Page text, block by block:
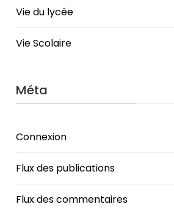
Vie du lycée
Vie Scolaire
Méta
Connexion
Flux des publications
Flux des commentaires